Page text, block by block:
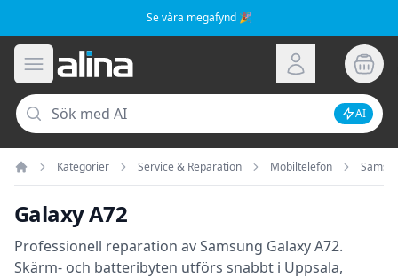
Se våra megafynd 🎉
Öppna meny
Alina.se Logga in
Sök
AI
Hem
Kategorier Service & Reparation Mobiltelefon
Galaxy A72
Professionell reparation av Samsung Galaxy A72.
Skärm- och batteribyten utförs snabbt i Uppsala,